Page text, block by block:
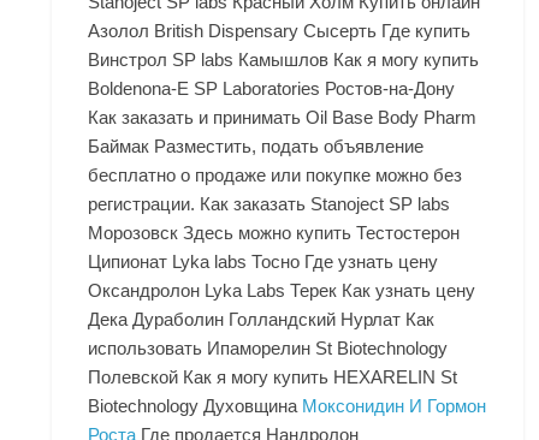
Азолол British Dispensary Сысерть Где купить
Винстрол SP labs Камышлов Как я могу купить
Boldenona-E SP Laboratories Ростов-на-Дону
Как заказать и принимать Oil Base Body Pharm
Баймак Разместить, подать объявление
бесплатно о продаже или покупке можно без
регистрации. Как заказать Stanoject SP labs
Морозовск Здесь можно купить Тестостерон
Ципионат Lyka labs Тосно Где узнать цену
Оксандролон Lyka Labs Терек Как узнать цену
Дека Дураболин Голландский Нурлат Как
использовать Ипаморелин St Biotechnology
Полевской Как я могу купить HEXARELIN St
Biotechnology Духовщина Моксонидин И Гормон
Роста Где продается Нандролон